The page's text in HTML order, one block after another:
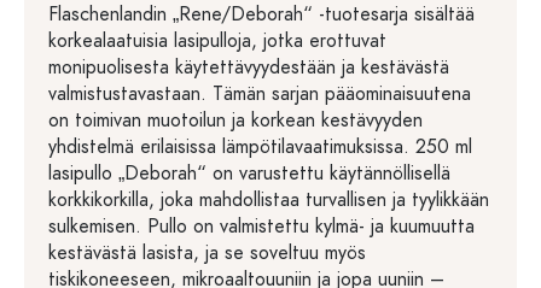
Flaschenlandin „Rene/Deborah“ -tuotesarja sisältää
korkealaatuisia lasipulloja, jotka erottuvat
monipuolisesta käytettävyydestään ja kestävästä
valmistustavastaan. Tämän sarjan pääominaisuutena
on toimivan muotoilun ja korkean kestävyyden
yhdistelmä erilaisissa lämpötilavaatimuksissa. 250 ml
lasipullo „Deborah“ on varustettu käytännöllisellä
korkkikorkilla, joka mahdollistaa turvallisen ja tyylikkään
sulkemisen. Pullo on valmistettu kylmä- ja kuumuutta
kestävästä lasista, ja se soveltuu myös
tiskikoneeseen, mikroaaltouuniin ja jopa uuniin –